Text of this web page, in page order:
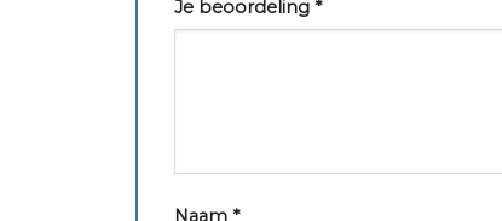
Je beoordeling *
Naam *